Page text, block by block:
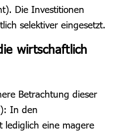
Die Investitionen
selektiver eingesetzt.
wirtschaftlich
Betrachtung dieser
In den
lediglich eine magere